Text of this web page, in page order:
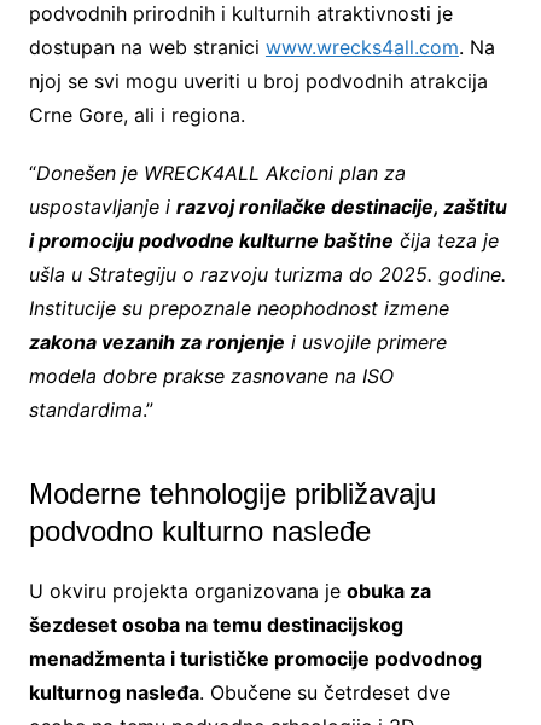
podvodnih prirodnih i kulturnih atraktivnosti je
dostupan na web stranici www.wrecks4all.com. Na
njoj se svi mogu uveriti u broj podvodnih atrakcija
Crne Gore, ali i regiona.
“Donešen je WRECK4ALL Akcioni plan za
uspostavljanje i razvoj ronilačke destinacije, zaštitu
i promociju podvodne kulturne baštine čija teza je
ušla u Strategiju o razvoju turizma do 2025. godine.
Institucije su prepoznale neophodnost izmene
zakona vezanih za ronjenje i usvojile primere
modela dobre prakse zasnovane na ISO
standardima.”
Moderne tehnologije približavaju
podvodno kulturno nasleđe
U okviru projekta organizovana je obuka za
šezdeset osoba na temu destinacijskog
menadžmenta i turističke promocije podvodnog
kulturnog nasleđa. Obučene su četrdeset dve